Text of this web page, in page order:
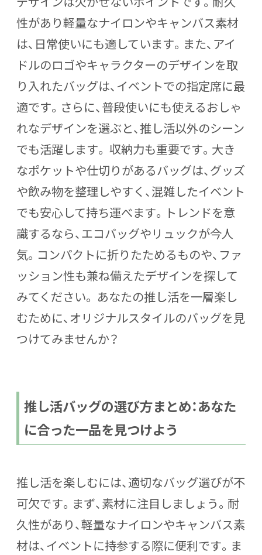
性があり軽量なナイロンやキャンバス素材
は、日常使いにも適しています。また、アイ
ドルのロゴやキャラクターのデザインを取
り入れたバッグは、イベントでの指定席に最
適です。さらに、普段使いにも使えるおしゃ
れなデザインを選ぶと、推し活以外のシーン
でも活躍します。 収納力も重要です。大き
なポケットや仕切りがあるバッグは、グッズ
や飲み物を整理しやすく、混雑したイベント
でも安心して持ち運べます。トレンドを意
識するなら、エコバッグやリュックが今人
気。コンパクトに折りたためるものや、ファ
ッション性も兼ね備えたデザインを探して
みてください。 あなたの推し活を一層楽し
むために、オリジナルスタイルのバッグを見
つけてみませんか？
推し活バッグの選び方まとめ：あなた
に合った一品を見つけよう
推し活を楽しむには、適切なバッグ選びが不
可欠です。まず、素材に注目しましょう。耐
久性があり、軽量なナイロンやキャンバス素
材は、イベントに持参する際に便利です。ま